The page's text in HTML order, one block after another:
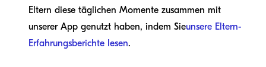
Eltern diese täglichen Momente zusammen mit
unserer App genutzt haben, indem Sieunsere Eltern-
Erfahrungsberichte lesen.